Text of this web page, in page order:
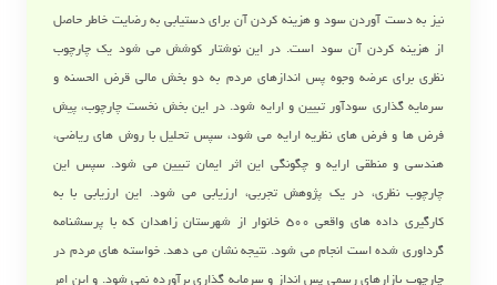
نیز به دست آوردن سود و هزینه کردن آن برای دستیابی به رضایت خاطر حاصل
از هزینه کردن آن سود است. در این نوشتار کوشش می شود یک چارچوب
نظری برای عرضه وجوه پس اندازهای مردم به دو بخش مالی قرض الحسنه و
سرمایه گذاری سودآور تبیین و ارایه شود. در این بخش نخست چارچوب، پیش
فرض ها و فرض های نظریه ارایه می شود، سپس تحلیل با روش های ریاضی،
هندسی و منطقی ارایه و چگونگی این اثر ایمان تبیین می شود. سپس این
چارچوب نظری، در یک پژوهش تجربی، ارزیابی می شود. این ارزیابی با به
کارگیری داده های واقعی 500 خانوار از شهرستان زاهدان که با پرسشنامه
گرداوری شده است انجام می شود. نتیجه نشان می دهد. خواسته های مردم در
چارچوب بازارهای رسمی پس انداز و سرمایه گذاری برآورده نمی شود. و این امر